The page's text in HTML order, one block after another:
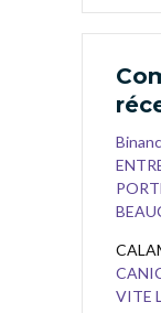
VITE